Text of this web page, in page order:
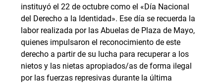
instituyó el 22 de octubre como el «Día Nacional
del Derecho a la Identidad». Ese día se recuerda la
labor realizada por las Abuelas de Plaza de Mayo,
quienes impulsaron el reconocimiento de este
derecho a partir de su lucha para recuperar a los
nietos y las nietas apropiados/as de forma ilegal
por las fuerzas represivas durante la última